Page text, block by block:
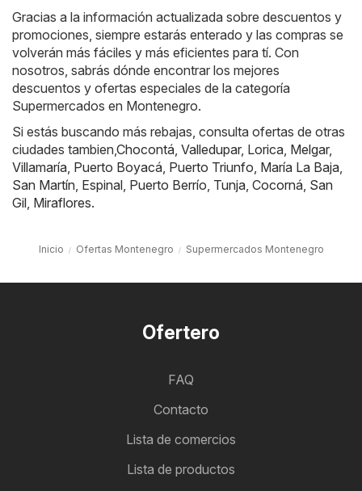
Gracias a la información actualizada sobre descuentos y
promociones, siempre estarás enterado y las compras se
volverán más fáciles y más eficientes para tí. Con
nosotros, sabrás dónde encontrar los mejores
descuentos y ofertas especiales de la categoría
Supermercados en Montenegro.
Si estás buscando más rebajas, consulta ofertas de otras
ciudades tambien, Chocontá Valledupar, Lorica Melgar,
Villamaría Puerto Boyacá Puerto Triunfo María La Baja
San Martín Espinal Puerto Berrío Tunja Cocorná San
Gil Miraflores.
Inicio Ofertas Montenegro Supermercados Montenegro
Ofertero
FAQ
Contacto
Lista de comercios
Lista de productos